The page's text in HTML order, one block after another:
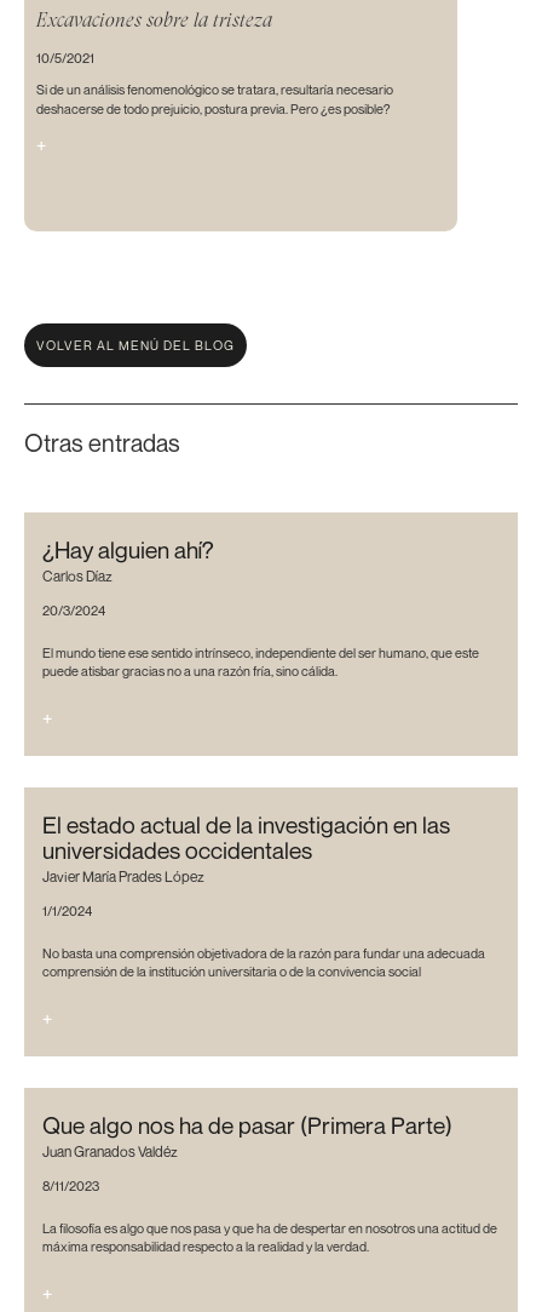
Excavaciones sobre la tristeza
10/5/2021
Si de un análisis fenomenológico se tratara, resultaría necesario
deshacerse de todo prejuicio, postura previa. Pero ¿es posible?
+
VOLVER AL MENÚ DEL BLOG
Otras entradas
¿Hay alguien ahí?
Carlos Díaz
20/3/2024
El mundo tiene ese sentido intrínseco, independiente del ser humano, que este
puede atisbar gracias no a una razón fría, sino cálida.
+
El estado actual de la investigación en las
universidades occidentales
Javier María Prades López
1/1/2024
No basta una comprensión objetivadora de la razón para fundar una adecuada
comprensión de la institución universitaria o de la convivencia social
+
Que algo nos ha de pasar (Primera Parte)
Juan Granados Valdéz
8/11/2023
La filosofía es algo que nos pasa y que ha de despertar en nosotros una actitud de
máxima responsabilidad respecto a la realidad y la verdad.
+